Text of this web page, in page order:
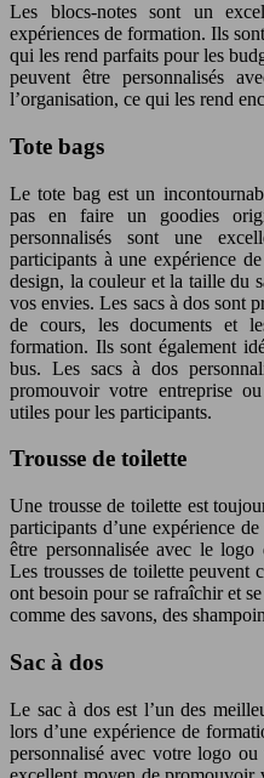
Les blocs-notes sont un
expériences de formation. Ils
qui les rend parfaits pour les
peuvent être personnalisés
l’organisation, ce qui les rend
Tote bags
Le tote bag est un
pas en faire un goodies
personnalisés sont une
participants à une expérience
design, la couleur et la taille du
vos envies. Les sacs à dos sont
de cours, les documents et
formation. Ils sont également
bus. Les sacs à dos
promouvoir votre entreprise
utiles pour les participants.
Trousse de toilette
Une trousse de toilette est
participants d’une expérience
être personnalisée avec le logo
Les trousses de toilette peuvent
ont besoin pour se rafraîchir et
comme des savons, des
Sac à dos
Le sac à dos est l’un des
lors d’une expérience de
personnalisé avec votre logo